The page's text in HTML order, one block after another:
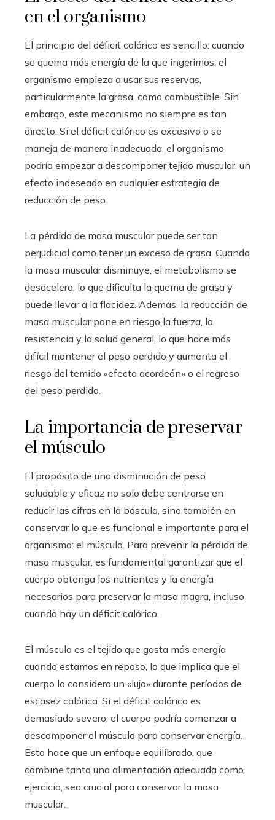
en el organismo
El principio del déficit calórico es sencillo: cuando
se quema más energía de la que ingerimos, el
organismo empieza a usar sus reservas,
particularmente la grasa, como combustible. Sin
embargo, este mecanismo no siempre es tan
directo. Si el déficit calórico es excesivo o se
maneja de manera inadecuada, el organismo
podría empezar a descomponer tejido muscular, un
efecto indeseado en cualquier estrategia de
reducción de peso.
La pérdida de masa muscular puede ser tan
perjudicial como tener un exceso de grasa. Cuando
la masa muscular disminuye, el metabolismo se
desacelera, lo que dificulta la quema de grasa y
puede llevar a la flacidez. Además, la reducción de
masa muscular pone en riesgo la fuerza, la
resistencia y la salud general, lo que hace más
difícil mantener el peso perdido y aumenta el
riesgo del temido «efecto acordeón» o el regreso
del peso perdido.
La importancia de preservar
el músculo
El propósito de una disminución de peso
saludable y eficaz no solo debe centrarse en
reducir las cifras en la báscula, sino también en
conservar lo que es funcional e importante para el
organismo: el músculo. Para prevenir la pérdida de
masa muscular, es fundamental garantizar que el
cuerpo obtenga los nutrientes y la energía
necesarios para preservar la masa magra, incluso
cuando hay un déficit calórico.
El músculo es el tejido que gasta más energía
cuando estamos en reposo, lo que implica que el
cuerpo lo considera un «lujo» durante períodos de
escasez calórica. Si el déficit calórico es
demasiado severo, el cuerpo podría comenzar a
descomponer el músculo para conservar energía.
Esto hace que un enfoque equilibrado, que
combine tanto una alimentación adecuada como
ejercicio, sea crucial para conservar la masa
muscular.